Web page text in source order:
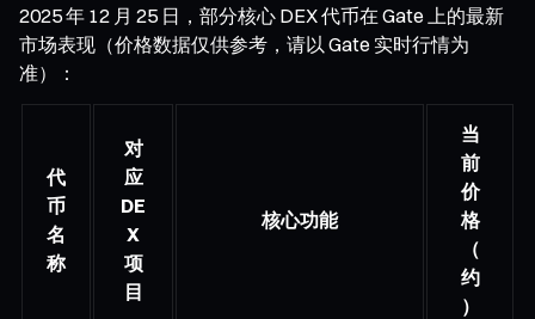
2025 年 12 月 25 日，部分核心 DEX 代币在 Gate 上的最新
市场表现（价格数据仅供参考，请以 Gate 实时行情为
准）：
代
币
名
称
对
应
DE
X
项
目
核心功能
当
前
价
格
（
约
）